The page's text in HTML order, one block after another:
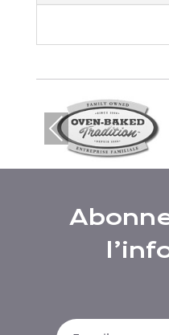
Prev
ious